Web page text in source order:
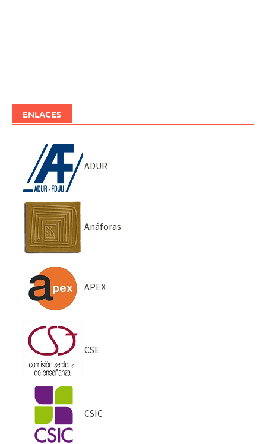
ENLACES
ADUR
Anáforas
APEX
CSE
CSIC